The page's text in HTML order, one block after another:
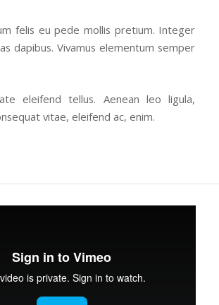
felis eu pede mollis pretium. Integer
dapibus. Vivamus elementum semper
eleifend tellus. Aenean leo ligula,
vitae, eleifend ac, enim.